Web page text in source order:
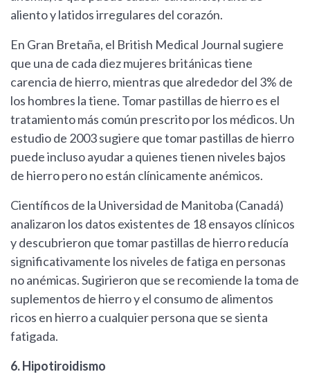
aliento y latidos irregulares del corazón.
En Gran Bretaña, el British Medical Journal sugiere
que una de cada diez mujeres británicas tiene
carencia de hierro, mientras que alrededor del 3% de
los hombres la tiene. Tomar pastillas de hierro es el
tratamiento más común prescrito por los médicos. Un
estudio de 2003 sugiere que tomar pastillas de hierro
puede incluso ayudar a quienes tienen niveles bajos
de hierro pero no están clínicamente anémicos.
Científicos de la Universidad de Manitoba (Canadá)
analizaron los datos existentes de 18 ensayos clínicos
y descubrieron que tomar pastillas de hierro reducía
significativamente los niveles de fatiga en personas
no anémicas. Sugirieron que se recomiende la toma de
suplementos de hierro y el consumo de alimentos
ricos en hierro a cualquier persona que se sienta
fatigada.
6. Hipotiroidismo